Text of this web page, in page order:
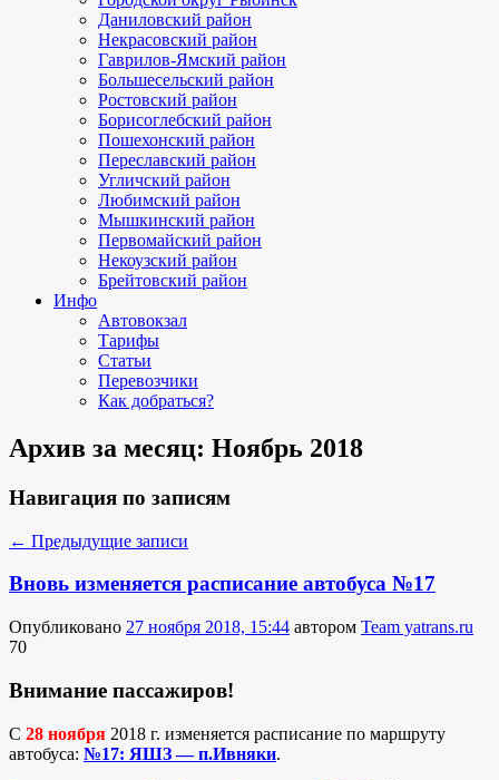
Даниловский район
Некрасовский район
Гаврилов-Ямский район
Большесельский район
Ростовский район
Борисоглебский район
Пошехонский район
Переславский район
Угличский район
Любимский район
Мышкинский район
Первомайский район
Некоузский район
Брейтовский район
Инфо
Автовокзал
Тарифы
Статьи
Перевозчики
Как добраться?
Архив за месяц: Ноябрь 2018
Навигация по записям
← Предыдущие записи
Вновь изменяется расписание автобуса №17
Опубликовано 27 ноября 2018, 15:44 автором Team yatrans.ru
70
Внимание пассажиров!
С 28 ноября 2018 г. изменяется расписание по маршруту
автобуса: №17: ЯШЗ — п.Ивняки.